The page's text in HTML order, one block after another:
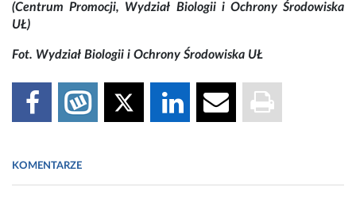
(Centrum Promocji, Wydział Biologii i Ochrony Środowiska
UŁ)
Fot. Wydział Biologii i Ochrony Środowiska UŁ
KOMENTARZE